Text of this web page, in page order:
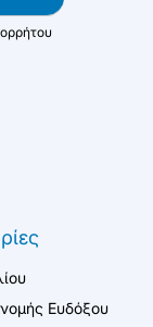
Ευδόξου